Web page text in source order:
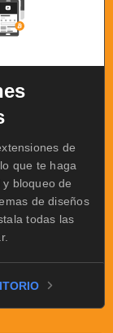
de
que te haga
bloqueo de
de diseños
todas las